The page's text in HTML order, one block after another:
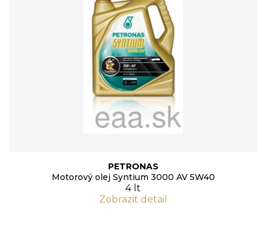
PETRONAS
Motorový olej Syntium 3000 AV 5W40
4 lt
Zobraziť detail